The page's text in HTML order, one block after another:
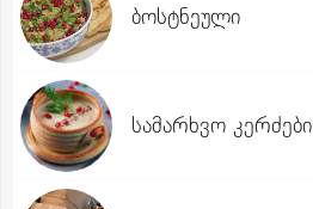
ბოსტნეული
სამარხვო კერძები